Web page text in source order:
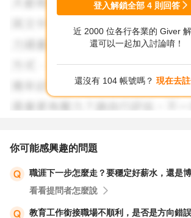
登入解鎖全部 4 則回答
近 2000 位各行各業的 Giver
還可以一起加入討論唷！
還沒有 104 帳號嗎？ 現在去
你可能感興趣的問題
職涯下一步怎麼走？要穩定好薪水，還是
看看提問者怎麼說
教育工作銜接職場不順利，是否是方向錯